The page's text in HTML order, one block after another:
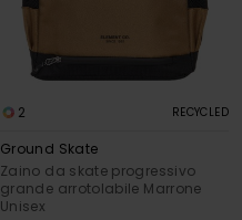
2 RECYCLED
Ground Skate
Zaino da skate progressivo
grande arrotolabile Marrone
Unisex